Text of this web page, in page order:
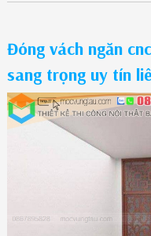
Đóng vách ngăn
sang trọng uy tín